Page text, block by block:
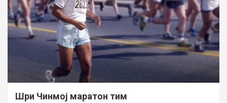
Шри Чинмој маратон тим